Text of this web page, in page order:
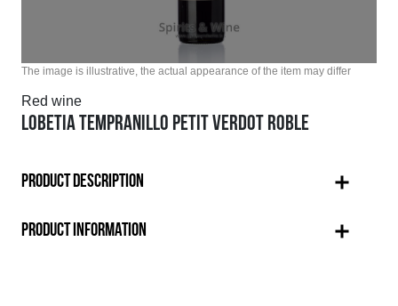
The image is illustrative, the actual appearance of the item may differ
Red wine
LOBETIA TEMPRANILLO PETIT VERDOT ROBLE
PRODUCT DESCRIPTION
PRODUCT INFORMATION